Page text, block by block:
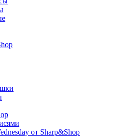
от Sharp&Shop